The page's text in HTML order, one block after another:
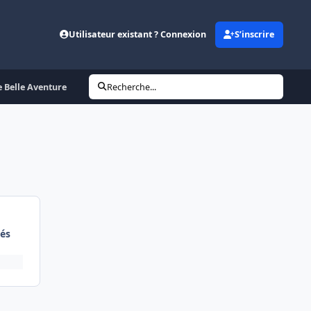
Utilisateur existant ? Connexion S’inscrire
Belle Aventure Recherche...